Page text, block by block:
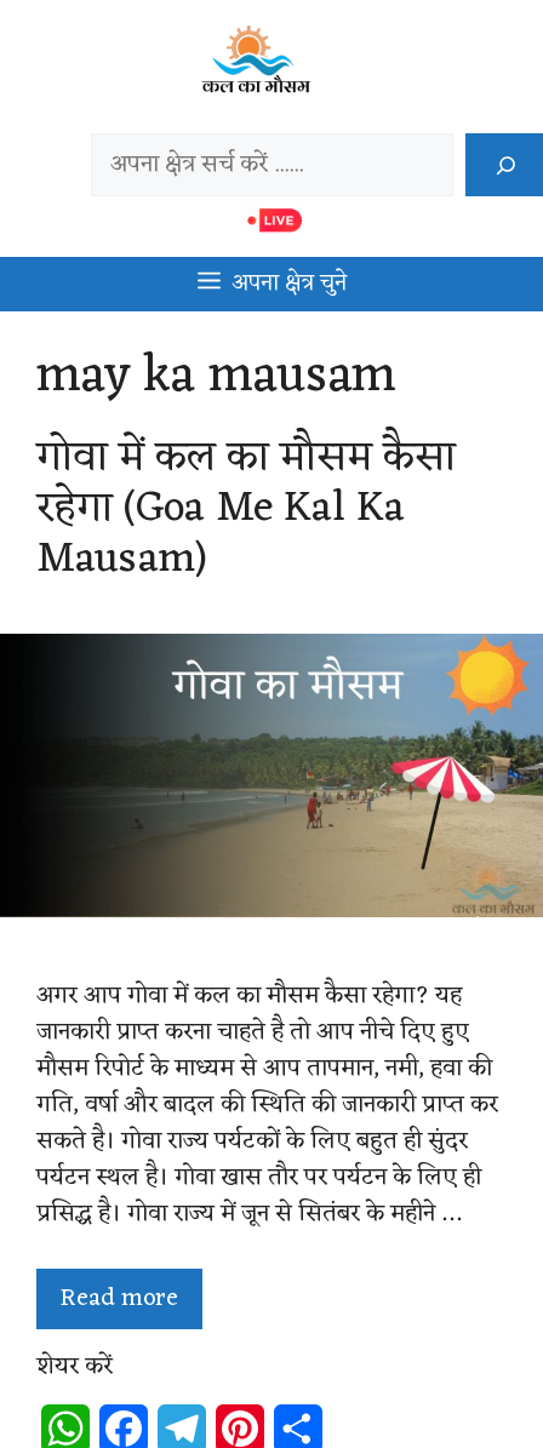
अपना क्षेत्र चुने
may ka mausam
गोवा में कल का मौसम कैसा
रहेगा (Goa Me Kal Ka
Mausam)
अगर आप गोवा में कल का मौसम कैसा रहेगा? यह
जानकारी प्राप्त करना चाहते है तो आप नीचे दिए हुए
मौसम रिपोर्ट के माध्यम से आप तापमान, नमी, हवा की
गति, वर्षा और बादल की स्थिति की जानकारी प्राप्त कर
सकते है। गोवा राज्य पर्यटकों के लिए बहुत ही सुंदर
पर्यटन स्थल है। गोवा खास तौर पर पर्यटन के लिए ही
प्रसिद्ध है। गोवा राज्य में जून से सितंबर के महीने …
Read more
शेयर करें
W